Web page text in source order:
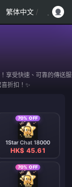
繁体中文 /
享受快速、可靠的傳送
折扣！✨
70% OFF
1Star Chat 18000
HK$ 45.61
70% OFF